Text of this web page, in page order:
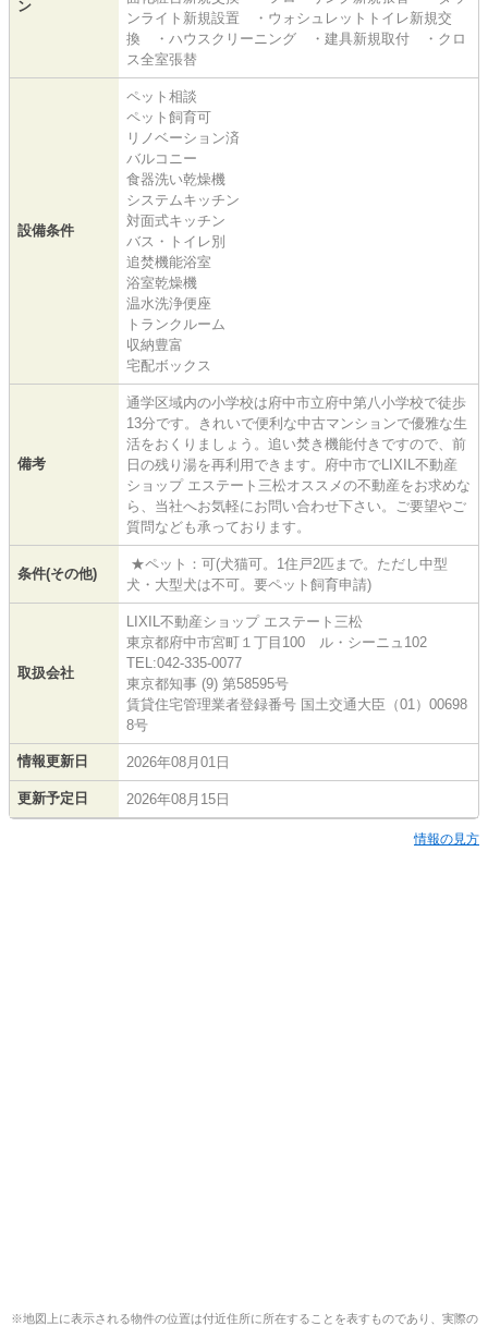
ン
ンライト新規設置 ・ウォシュレットトイレ新規交
換 ・ハウスクリーニング ・建具新規取付 ・クロ
ス全室張替
設備条件
ペット相談
ペット飼育可
リノベーション済
バルコニー
食器洗い乾燥機
システムキッチン
対面式キッチン
バス・トイレ別
追焚機能浴室
浴室乾燥機
温水洗浄便座
トランクルーム
収納豊富
宅配ボックス
備考
通学区域内の小学校は府中市立府中第八小学校で徒歩
13分です。きれいで便利な中古マンションで優雅な生
活をおくりましょう。追い焚き機能付きですので、前
日の残り湯を再利用できます。府中市でLIXIL不動産
ショップ エステート三松オススメの不動産をお求めな
ら、当社へお気軽にお問い合わせ下さい。ご要望やご
質問なども承っております。
条件(その他)
★ペット：可(犬猫可。1住戸2匹まで。ただし中型
犬・大型犬は不可。要ペット飼育申請)
取扱会社
LIXIL不動産ショップ エステート三松
東京都府中市宮町１丁目100 ル・シーニュ102
TEL:042-335-0077
東京都知事 (9) 第58595号
賃貸住宅管理業者登録番号 国土交通大臣（01）00698
8号
情報更新日 2026年08月01日
更新予定日 2026年08月15日
情報の見方
※地図上に表示される物件の位置は付近住所に所在することを表すものであり、実際の